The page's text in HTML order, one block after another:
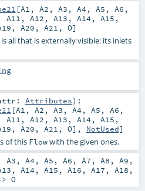
[A1 , A2 , A3 , A4 , A5 , A6 ,
A11 , A12 , A13 , A14 , A15 ,
, A20 , A21 , O]
all that is externally visible: its inlets
Attributes) :
[A1 , A2 , A3 , A4 , A5 , A6 ,
A11 , A12 , A13 , A14 , A15 ,
, A20 , A21 , O], NotUsed]
of this Flowwith the given ones.
A3 , A4 , A5 , A6 , A7 , A8 , A9 ,
, A14 , A15 , A16 , A17 , A18 ,
O